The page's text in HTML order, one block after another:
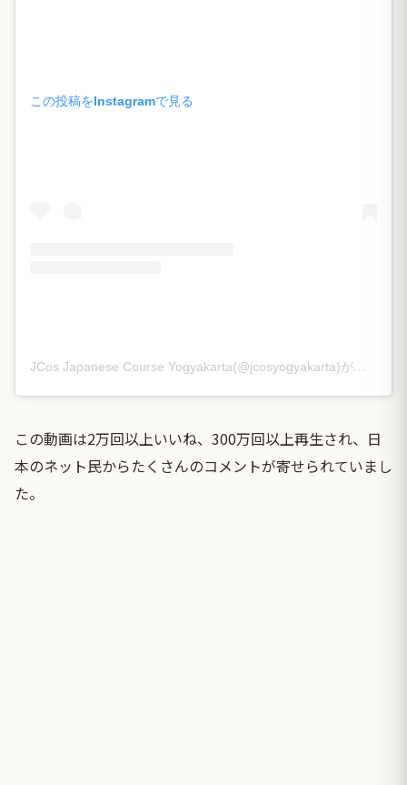
この投稿をInstagramで見る
JCos Japanese Course Yogyakarta(@jcosyogyakarta)がシェアした投稿
この動画は2万回以上いいね、300万回以上再生され、日
本のネット民からたくさんのコメントが寄せられていまし
た。